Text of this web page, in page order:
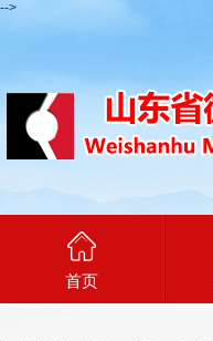
-->
首页